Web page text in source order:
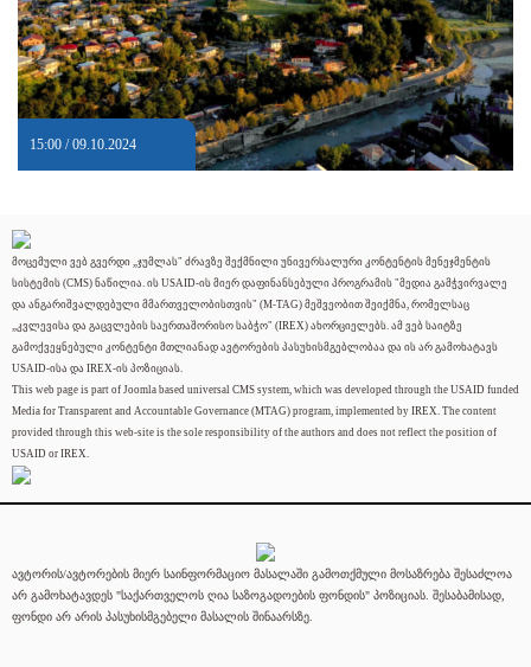
15:00 / 09.10.2024
მოცემული ვებ გვერდი „ჯუმლას" ძრავზე შექმნილი უნივერსალური კონტენტის მენეჯმენტის
სისტემის (CMS) ნაწილია. ის USAID-ის მიერ დაფინანსებული პროგრამის "მედია გამჭვირვალე
და ანგარიშვალდებული მმართველობისთვის" (M-TAG) მეშვეობით შეიქმნა, რომელსაც
„კვლევისა და გაცვლების საერთაშორისო საბჭო" (IREX) ახორციელებს. ამ ვებ საიტზე
გამოქვეყნებული კონტენტი მთლიანად ავტორების პასუხისმგებლობაა და ის არ გამოხატავს
USAID-ისა და IREX-ის პოზიციას.
This web page is part of Joomla based universal CMS system, which was developed through the USAID funded
Media for Transparent and Accountable Governance (MTAG) program, implemented by IREX. The content
provided through this web-site is the sole responsibility of the authors and does not reflect the position of
USAID or IREX.
ავტორის/ავტორების მიერ საინფორმაციო მასალაში გამოთქმული მოსაზრება შესაძლოა
არ გამოხატავდეს "საქართველოს ღია საზოგადოების ფონდის" პოზიციას. შესაბამისად,
ფონდი არ არის პასუხისმგებელი მასალის შინაარსზე.